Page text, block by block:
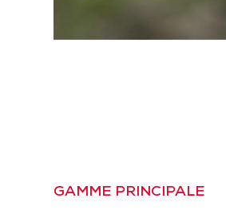
mitrailleuses. Basé sur
GAMME PRINCIPALE